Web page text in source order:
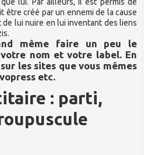
que lui. Par ailleurs, il est permis de
être créé par un ennemi de la cause
de lui nuire en lui inventant des liens
même faire un peu le
nom et votre label. En
les sites que vous mêmes
etc.
: parti,